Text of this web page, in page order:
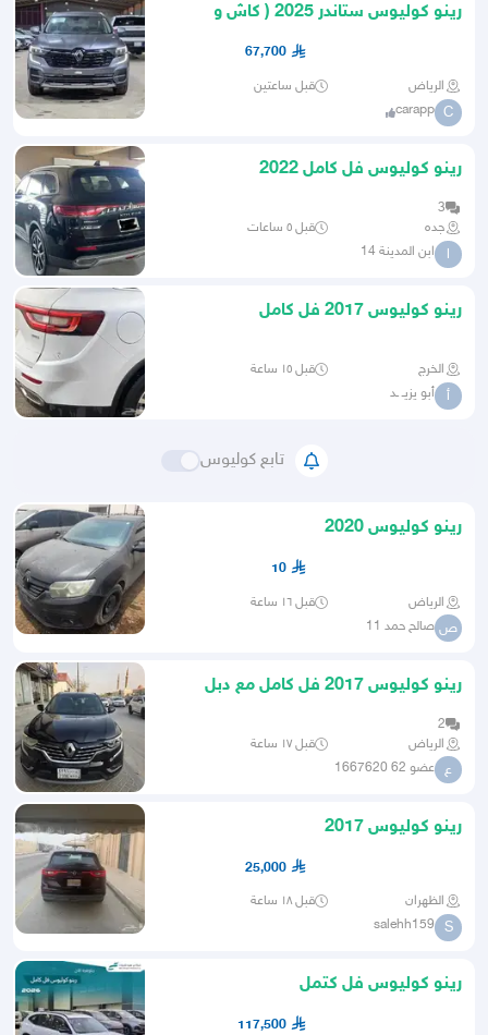
رينو كوليوس ستاندر 2025 ( كاش و
67,700
الرياض قبل ساعتين
C
carapp
رينو كوليوس فل كامل 2022
3
جده
قبل ٥ ساعات
ا ابن المدينة 14
رينو كوليوس 2017 فل كامل
الخرج قبل ١٥ ساعة
أ أبو يزيـ ـد
تابع كوليوس
رينو كوليوس 2020
10
الرياض قبل ١٦ ساعة
ص صالح حمد 11
رينو كوليوس 2017 فل كامل مع دبل
2
الرياض
قبل ١٧ ساعة
ع عضو 62 1667620
رينو كوليوس 2017
25,000
الظهران قبل ١٨ ساعة
S
salehh159
رينو كوليوس فل كتمل
117,500